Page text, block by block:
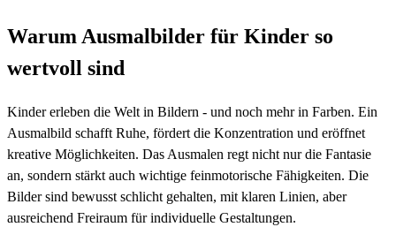
Warum Ausmalbilder für Kinder so
wertvoll sind
Kinder erleben die Welt in Bildern - und noch mehr in Farben. Ein
Ausmalbild schafft Ruhe, fördert die Konzentration und eröffnet
kreative Möglichkeiten. Das Ausmalen regt nicht nur die Fantasie
an, sondern stärkt auch wichtige feinmotorische Fähigkeiten. Die
Bilder sind bewusst schlicht gehalten, mit klaren Linien, aber
ausreichend Freiraum für individuelle Gestaltungen.